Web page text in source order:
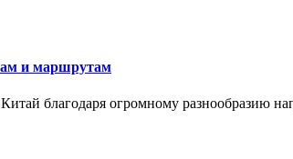
и маршрутам
благодаря огромному разнообразию